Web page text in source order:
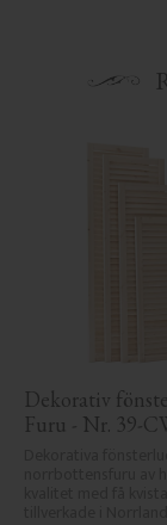
Dekorativ
Furu - Nr. 39-